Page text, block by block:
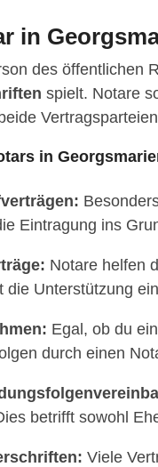
in
des öffentlichen
spielt. Notare
in
Eintragung ins
Notare helfen
die Unterstützung
Egal, ob du
durch einen
betrifft sowohl
Viele